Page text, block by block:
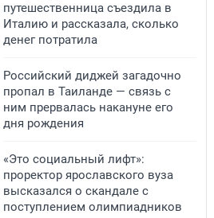
путешественница съездила в
Италию и рассказала, сколько
денег потратила
Российский диджей загадочно
пропал в Таиланде — связь с
ним прервалась накануне его
дня рождения
«Это социальный лифт»:
проректор ярославского вуза
высказался о скандале с
поступлением олимпиадников